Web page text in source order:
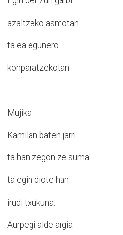
azaltzeko asmotan
ta ea egunero
konparatzekotan.
Mujika:
Kamilan baten jarri
ta han zegon ze suma
ta egin diote han
irudi txukuna.
Aurpegi alde argia